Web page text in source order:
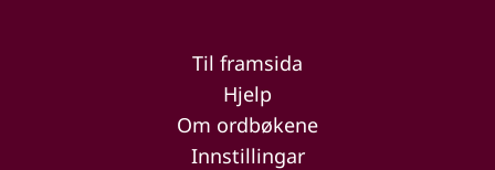
Til framsida
Hjelp
Om ordbøkene
Innstillingar